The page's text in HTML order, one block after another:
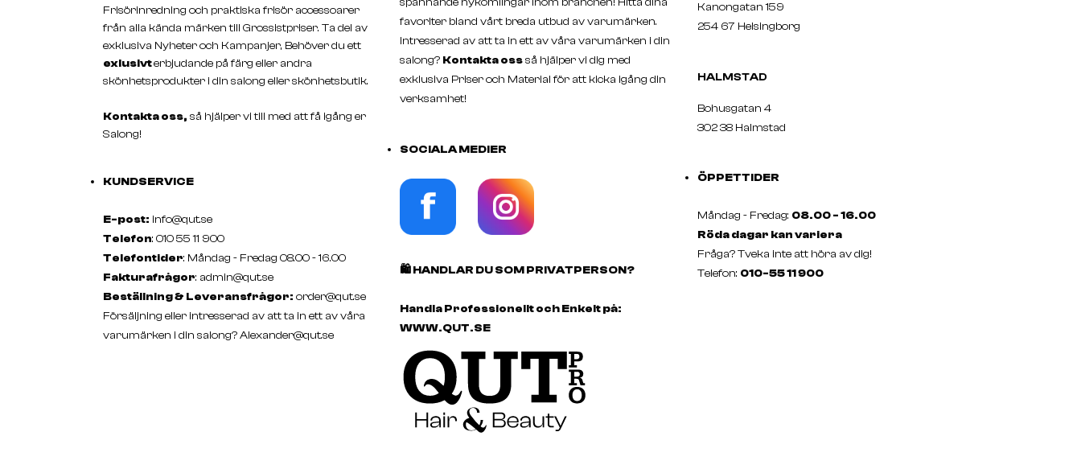
Frisörinredning och praktiska frisör accessoarer
från alla kända märken till Grossistpriser. Ta del av
exklusiva Nyheter och Kampanjer, Behöver du ett
exlusivterbjudande på färg eller andra
skönhetsprodukter i din salong eller skönhetsbutik.
Kontakta oss, så hjälper vi till med att få igång er
Salong!
KUNDSERVICE
E-post: info@qut.se
Telefon: 010 55 11 900
Telefontider: Måndag - Fredag 08.00 - 16.00
Fakturafrågor: admin@qut.se
Beställning & Leveransfrågor: order@qut.se
Försäljning eller intresserad av att ta in ett av våra
varumärken i din salong?Alexander@qut.se
favoriter bland vårt breda utbud av varumärken.
Intresserad av att ta in ett av våra varumärken i din
salong? Kontakta ossså hjälper vi dig med
exklusiva Priser och Material för att kicka igång din
verksamhet!
SOCIALA MEDIER
🛍️HANDLAR DU SOM PRIVATPERSON?
Handla Professionellt och Enkelt på:
WWW.QUT.SE
Kanongatan 159
254 67 Helsingborg
HALMSTAD
Bohusgatan 4
302 38 Halmstad
ÖPPETTIDER
Måndag - Fredag: 08.00 - 16.00
Röda dagar kan variera
Fråga? Tveka inte att höra av dig!
Telefon: 010-55 11 900